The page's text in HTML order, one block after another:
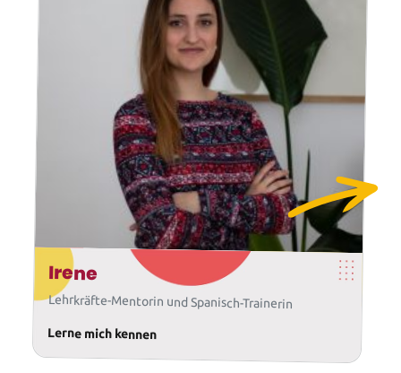
Irene
Lehrkräfte-Mentorin und Spanisch-Trainerin
Lerne mich kennen